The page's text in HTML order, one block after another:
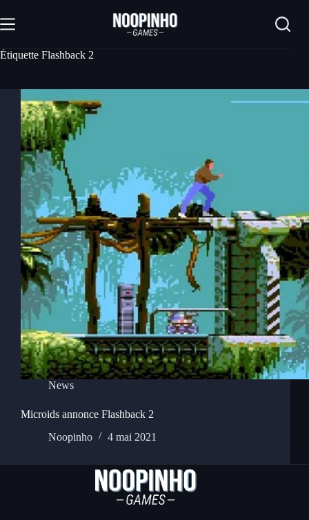
au
contenu
Étiquette Flashback 2
News
Microids annonce Flashback 2
Noopinho
4 mai 2021